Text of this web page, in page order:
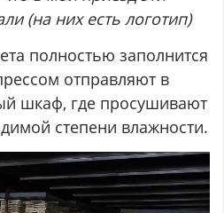
(на них есть логотип)
полностью заполнится
отправляют в
шкаф, где просушивают
степени влажности.